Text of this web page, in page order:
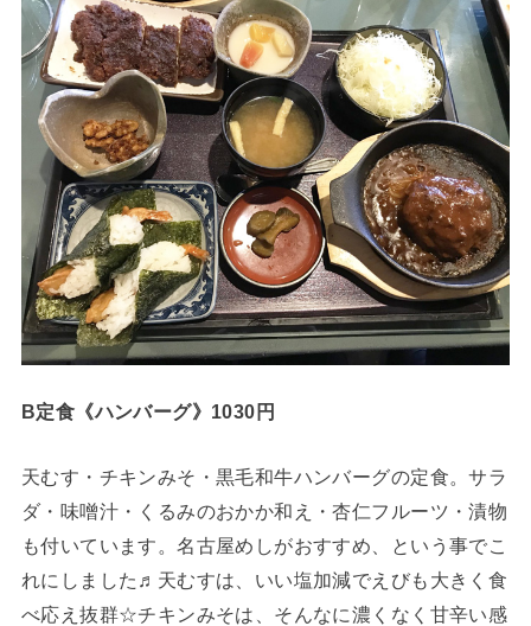
B定食《ハンバーグ》1030円
天むす・チキンみそ・黒毛和牛ハンバーグの定食。サラ
ダ・味噌汁・くるみのおかか和え・杏仁フルーツ・漬物
も付いています。名古屋めしがおすすめ、という事でこ
れにしました♬天むすは、いい塩加減でえびも大きく食
べ応え抜群☆チキンみそは、そんなに濃くなく甘辛い感